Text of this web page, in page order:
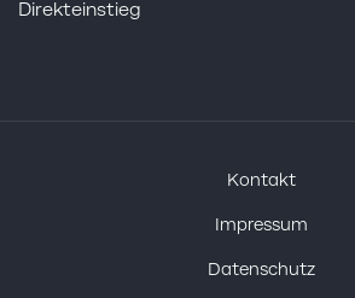
Direkteinstieg
Kontakt
Impressum
Datenschutz